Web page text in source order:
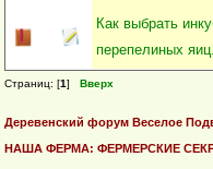
Как выбрать
перепелиных
Страниц: [1] Вверх
Деревенский форум Веселое
НАША ФЕРМА: ФЕРМЕРСКИЕ